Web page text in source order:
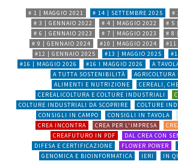
# 1 | MAGGIO 2021 # 14 | SETTEMBRE 2025
#
# 3 | GENNAIO 2022
# 4 | MAGGIO 2022
# 5
# 6 | GENNAIO 2023
# 7 | MAGGIO 2023
# 8
# 9 | GENNAIO 2024
#10 | MAGGIO 2024
#11
#12 | GENNAIO 2025
#13 | MAGGIO 2025
#16 | MAGGIO 2026
#16 I MAGGIO 2026
A
A TUTTA SOSTENIBILITÀ
ALIMENTI E NUTRIZIONE
CEREALI,
CEREALICOLTURA E COLTURE INDUSTRIALI
COLTURE INDUSTRIALI DA SCOPRIRE
COLTURE
CONSIGLI IN CAMPO
CONSIGLI IN TAVOLA
CREA INCONTRA
CREA PER L'IMPRESA
CREAFUTURO IN PDF
DAL CREA CON
DIFESA E CERTIFICAZIONE
FLOWER POWER
GENOMICA E BIOINFORMATICA
IERI
IN